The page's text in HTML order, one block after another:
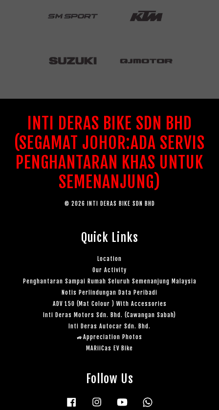
INTI DERAS BIKE SDN BHD
(SEGAMAT JOHOR:ADA SERVIS
PENGHANTARAN KHAS UNTUK
SEMENANJUNG)
© 2026 INTI DERAS BIKE SDN BHD
Quick Links
Location
Our Activity
Penghantaran Sampai Rumah Seluruh Semenanjung Malaysia
Notis Perlindungan Data Peribadi
ADV 150 (Mat Colour ) With Accessories
Inti Deras Motors Sdn. Bhd. (Cawangan Sabah)
Inti Deras Autocar Sdn. Bhd.
🚙Appreciation Photos
MARiiCas EV Bike
Follow Us
Facebook Instagram YouTube